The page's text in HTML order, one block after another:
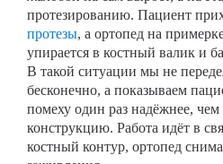
протезированию. Пациент
протезы, а ортопед на
упирается в костный валик и
В такой ситуации мы не
бесконечно, а показываем
помеху один раз надёжнее,
конструкцию. Работа идёт в
костный контур, ортопед